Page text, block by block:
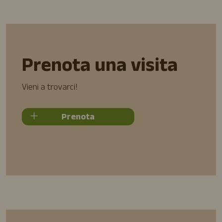
Prenota una visita
Vieni a trovarci!
Prenota